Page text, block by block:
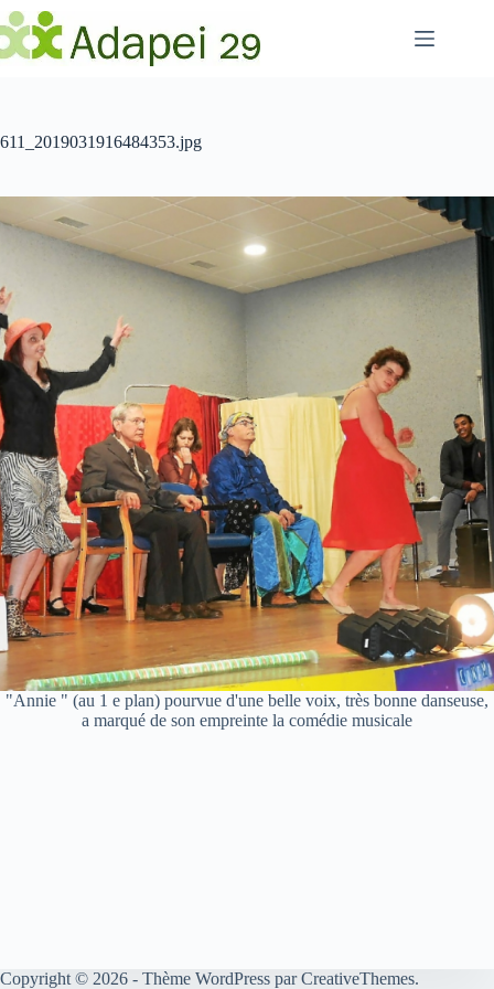
Passer
au
contenu
611_2019031916484353.jpg
"Annie " (au 1 e plan) pourvue d'une belle voix, très bonne danseuse,
a marqué de son empreinte la comédie musicale
Copyright © 2026 - Thème WordPress parCreativeThemes.